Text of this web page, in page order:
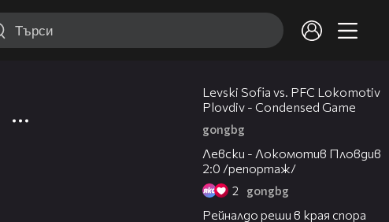
Levski Sofia vs. PFC Lokomotiv
Plovdiv - Condensed Game
gongbg
Левски - Локомотив Пловдив
2:0 /репортаж/
2 gongbg
Рейналдо реши в края спора